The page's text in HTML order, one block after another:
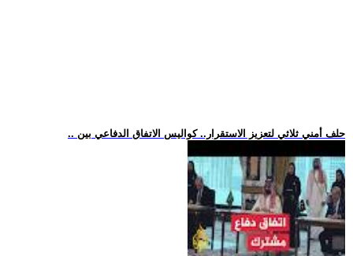
.. حلف أمني ثلاثي لتعزيز الاستقرار.. كواليس الاتفاق الدفاعي بين